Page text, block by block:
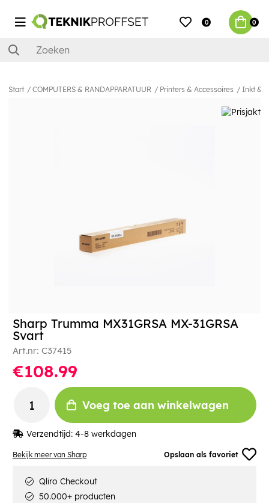
0 0
Start COMPUTERS & RANDAPPARATUUR Printers & Accessoires Inkt &
Bekijk meer van Sharp Opslaan als favoriet
Sharp Trumma MX31GRSA MX-31GRSA
Svart
Art.nr: C37415
€108.99
Voeg toe aan winkelwagen
Verzendtijd: 4-8 werkdagen
Qliro Checkout
50.000+ producten